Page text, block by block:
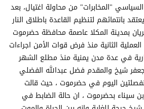
"المخابرات" من محاولة اغتيال، بعد
بانتمائهم لتنظيم القاعدة باطلاق النار
بمدينة المكلا عاصمة محافظة حضرموت
الثانية منذ فرض قوات الأمن اجراءات
في عدة مدن يمنية منذ مطلع الشهر
جعفر شيخ والمقدم فضل عبدالله الفضلي
اليوم في حضرموت ، حيث قالت
سيناء بحضرموت ، ان حالة الضابط في